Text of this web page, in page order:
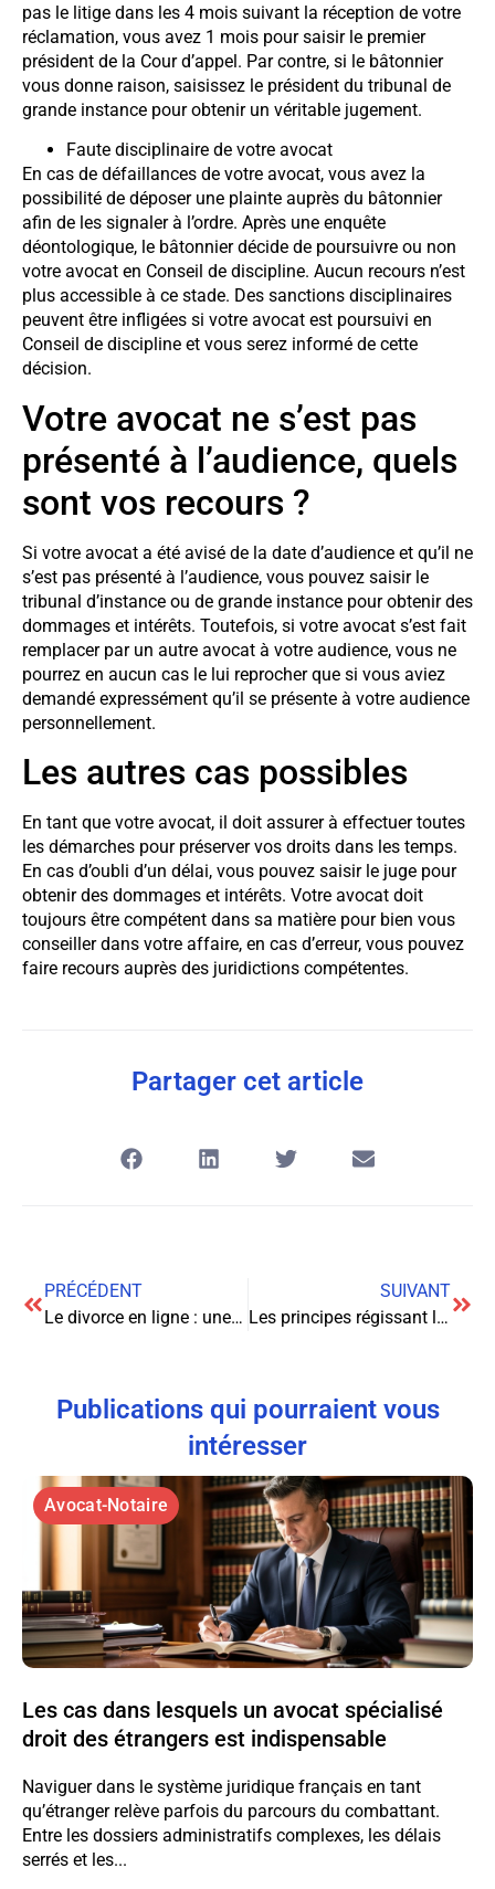
pas le litige dans les 4 mois suivant la réception de votre
réclamation, vous avez 1 mois pour saisir le premier
président de la Cour d’appel. Par contre, si le bâtonnier
vous donne raison, saisissez le président du tribunal de
grande instance pour obtenir un véritable jugement.
Faute disciplinaire de votre avocat
En cas de défaillances de votre avocat, vous avez la
possibilité de déposer une plainte auprès du bâtonnier
afin de les signaler à l’ordre. Après une enquête
déontologique, le bâtonnier décide de poursuivre ou non
votre avocat en Conseil de discipline. Aucun recours n’est
plus accessible à ce stade. Des sanctions disciplinaires
peuvent être infligées si votre avocat est poursuivi en
Conseil de discipline et vous serez informé de cette
décision.
Votre avocat ne s’est pas
présenté à l’audience, quels
sont vos recours ?
Si votre avocat a été avisé de la date d’audience et qu’il ne
s’est pas présenté à l’audience, vous pouvez saisir le
tribunal d’instance ou de grande instance pour obtenir des
dommages et intérêts. Toutefois, si votre avocat s’est fait
remplacer par un autre avocat à votre audience, vous ne
pourrez en aucun cas le lui reprocher que si vous aviez
demandé expressément qu’il se présente à votre audience
personnellement.
Les autres cas possibles
En tant que votre avocat, il doit assurer à effectuer toutes
les démarches pour préserver vos droits dans les temps.
En cas d’oubli d’un délai, vous pouvez saisir le juge pour
obtenir des dommages et intérêts. Votre avocat doit
toujours être compétent dans sa matière pour bien vous
conseiller dans votre affaire, en cas d’erreur, vous pouvez
faire recours auprès des juridictions compétentes.
Partager cet article
PRÉCÉDENT
Le divorce en ligne : une solution économique
SUIVANT
Les principes régissant l’application de la loi pénale
Publications qui pourraient vous
intéresser
Avocat-Notaire
Les cas dans lesquels un avocat spécialisé
droit des étrangers est indispensable
Naviguer dans le système juridique français en tant
qu’étranger relève parfois du parcours du combattant.
Entre les dossiers administratifs complexes, les délais
serrés et les...